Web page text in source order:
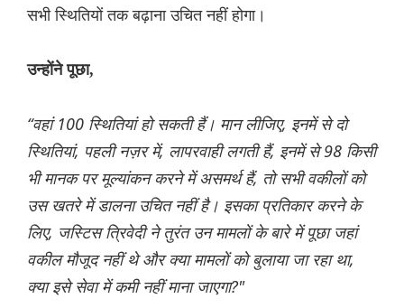
सभी स्थितियों तक बढ़ाना उचित नहीं होगा।
उन्होंने पूछा,
“वहां 100 स्थितियां हो सकती हैं। मान लीजिए, इनमें से दो
स्थितियां, पहली नज़र में, लापरवाही लगती हैं, इनमें से 98 किसी
भी मानक पर मूल्यांकन करने में असमर्थ हैं, तो सभी वकीलों को
उस खतरे में डालना उचित नहीं है। इसका प्रतिकार करने के
लिए, जस्टिस त्रिवेदी ने तुरंत उन मामलों के बारे में पूछा जहां
वकील मौजूद नहीं थे और क्या मामलों को बुलाया जा रहा था,
क्या इसे सेवा में कमी नहीं माना जाएगा?"